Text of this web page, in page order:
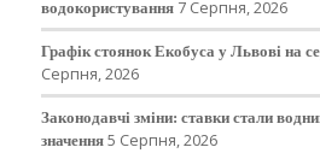
водокористування 7 Серпня, 2026
Графік стоянок Екобуса у Львові на
Серпня, 2026
Законодавчі зміни: ставки стали
значення5 Серпня, 2026